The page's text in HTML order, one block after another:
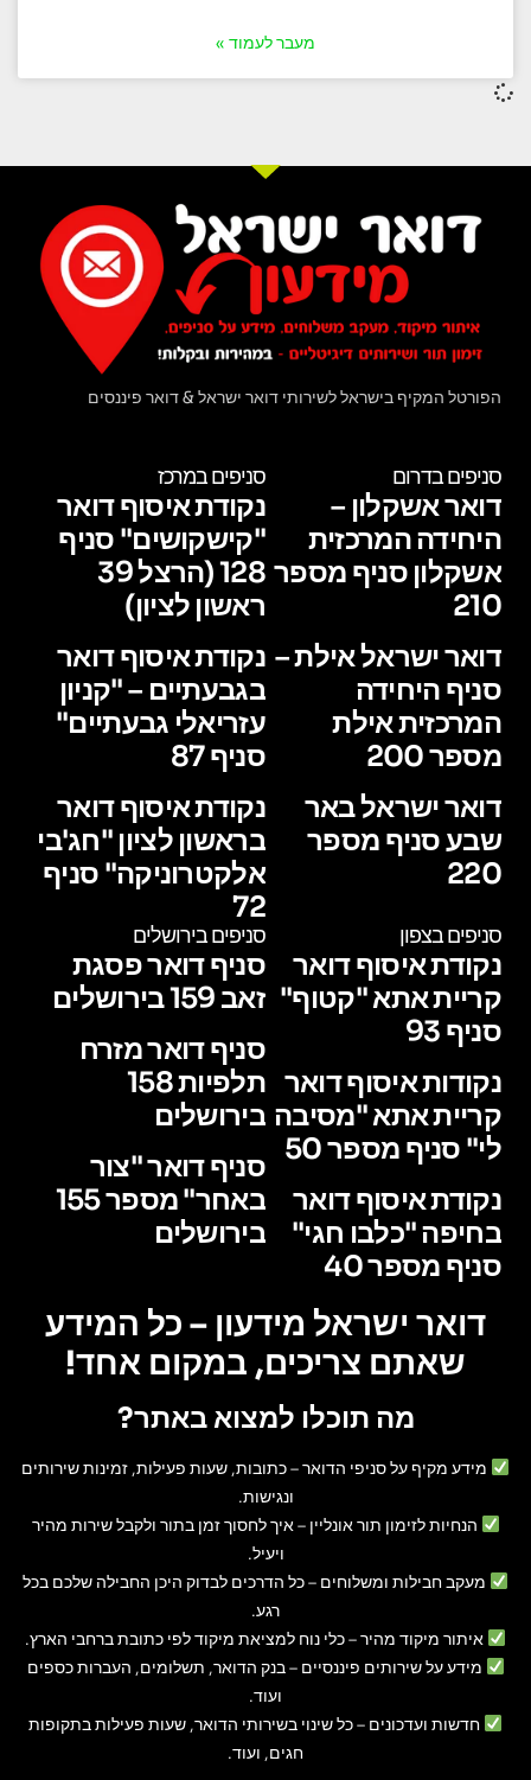
מעבר לעמוד »
הפורטל המקיף בישראל לשירותי דואר ישראל & דואר פיננסים
סניפים בדרום
דואר אשקלון –
היחידה המרכזית
אשקלון סניף מספר
210
דואר ישראל אילת –
סניף היחידה
המרכזית אילת
מספר 200
דואר ישראל באר
שבע סניף מספר
220
סניפים במרכז
נקודת איסוף דואר
"קישקושים" סניף
128 (הרצל 39
ראשון לציון)
נקודת איסוף דואר
בגבעתיים – "קניון
עזריאלי גבעתיים"
סניף 87
נקודת איסוף דואר
בראשון לציון "חג'בי
אלקטרוניקה" סניף
72
סניפים בצפון
נקודת איסוף דואר
קריית אתא "קטוף"
סניף 93
נקודות איסוף דואר
קריית אתא "מסיבה
לי" סניף מספר 50
נקודת איסוף דואר
בחיפה "כלבו חגי"
סניף מספר 40
סניפים בירושלים
סניף דואר פסגת
זאב 159 בירושלים
סניף דואר מזרח
תלפיות 158
בירושלים
סניף דואר "צור
באחר" מספר 155
בירושלים
דואר ישראל מידעון – כל המידע
שאתם צריכים, במקום אחד!
מה תוכלו למצוא באתר?
מידע מקיף על סניפי הדואר– כתובות, שעות פעילות, זמינות שירותים
ונגישות.
הנחיות לזימון תור אונליין – איך לחסוך זמן בתור ולקבל שירות מהיר
ויעיל.
מעקב חבילות ומשלוחים – כל הדרכים לבדוק היכן החבילה שלכם בכל
רגע.
איתור מיקוד מהיר– כלי נוח למציאת מיקוד לפי כתובת ברחבי הארץ.
מידע על שירותים פיננסיים – בנק הדואר, תשלומים, העברות כספים
ועוד.
חדשות ועדכונים – כל שינוי בשירותי הדואר, שעות פעילות בתקופות
חגים, ועוד.